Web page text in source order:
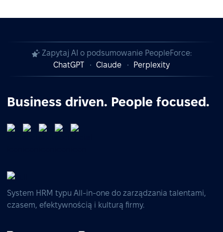
Zapytaj AI o podsumowanie PeopleForce:
ChatGPT
Claude Perplexity
Business driven. People focused.
System HRM typu All-in-one do zarządzania talentami,
czasem, efektywnością i kulturą firmy.